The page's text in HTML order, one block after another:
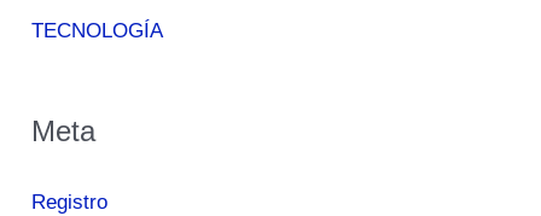
TECNOLOGÍA
Meta
Registro